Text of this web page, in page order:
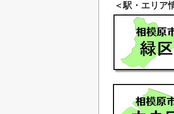
＜駅・エリア